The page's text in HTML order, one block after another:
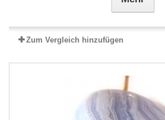
Zum Vergleich hinzufügen